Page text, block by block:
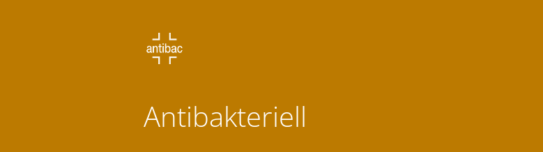
Antibakteriell